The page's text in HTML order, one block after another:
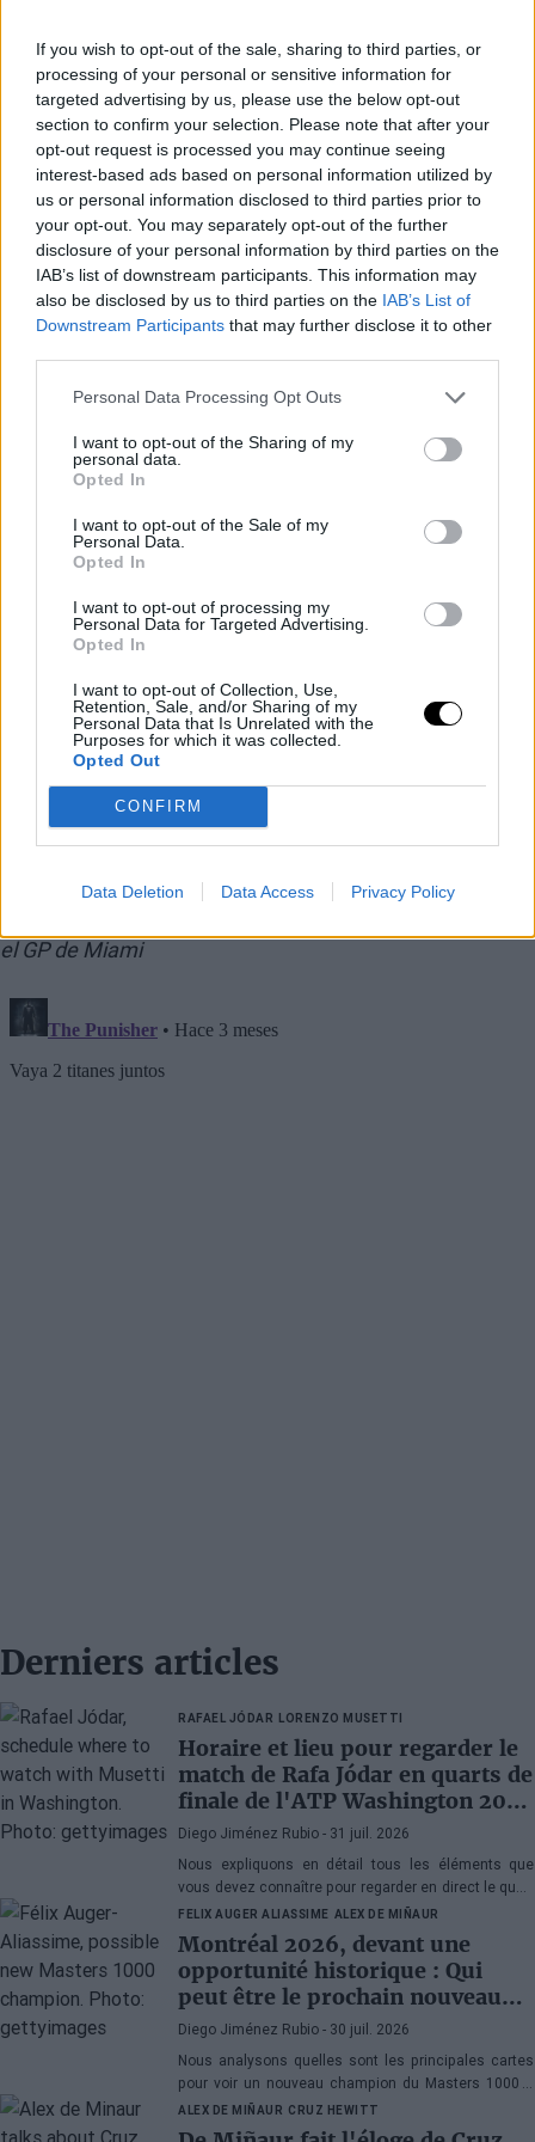
If you wish to opt-out of the sale, sharing to third parties, or
processing of your personal or sensitive information for
targeted advertising by us, please use the below opt-out
section to confirm your selection. Please note that after your
opt-out request is processed you may continue seeing
interest-based ads based on personal information utilized by
us or personal information disclosed to third parties prior to
your opt-out. You may separately opt-out of the further
disclosure of your personal information by third parties on the
IAB’s list of downstream participants. This information may
also be disclosed by us to third parties on the IAB’s List of
Downstream Participants that may further disclose it to other
Personal Data Processing Opt Outs
I want to opt-out of the Sharing of my
personal data.
Opted In
I want to opt-out of the Sale of my
Personal Data.
Opted In
I want to opt-out of processing my
Personal Data for Targeted Advertising.
Opted In
I want to opt-out of Collection, Use,
Retention, Sale, and/or Sharing of my
Personal Data that Is Unrelated with the
Purposes for which it was collected.
Opted Out
CONFIRM
Data Deletion Data Access Privacy Policy
réunies; pure nostalgie.
LE LEYENDÓMETRO VA EXPLOSER 🐐😍
Fernando Alonso et Rafa Nadal, ensemble à Miami 🇪🇸
#MiamiDAZNF1🇺🇸pic.twitter.com/DUvvVWFeZf
— DAZN España (@DAZN_ES)
el GP de Miami
Derniers articles
RAFAEL JÓDAR LORENZO MUSETTI
Horaire et lieu pour regarder le
match de Rafa Jódar en quarts de
finale de l'ATP Washington 2026
contre Musetti
Diego Jiménez Rubio - 31 juil. 2026
Nous expliquons en détail tous les éléments que
vous devez connaître pour regarder en direct le quart
de finale de l'ATP 500 Washington 2026 entre Rafa
Jódar et Lorenzo Musetti.
FELIX AUGER ALIASSIME ALEX DE MIÑAUR
Montréal 2026, devant une
opportunité historique : Qui
peut être le prochain nouveau
champion du Masters 1000 ?
Diego Jiménez Rubio - 30 juil. 2026
Nous analysons quelles sont les principales cartes
pour voir un nouveau champion du Masters 1000 à
Montréal. Ce serait la cinquième année consécutive
avec un vainqueur inédit au Canada.
ALEX DE MIÑAUR CRUZ HEWITT